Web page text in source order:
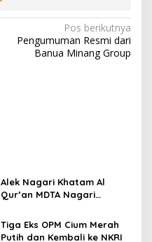
Pos berikutnya
Pengumuman Resmi dari
Banua Minang Group
Alek Nagari Khatam Al
Qur’an MDTA Nagari
Tiga Eks OPM Cium Merah
Putih dan Kembali ke NKRI